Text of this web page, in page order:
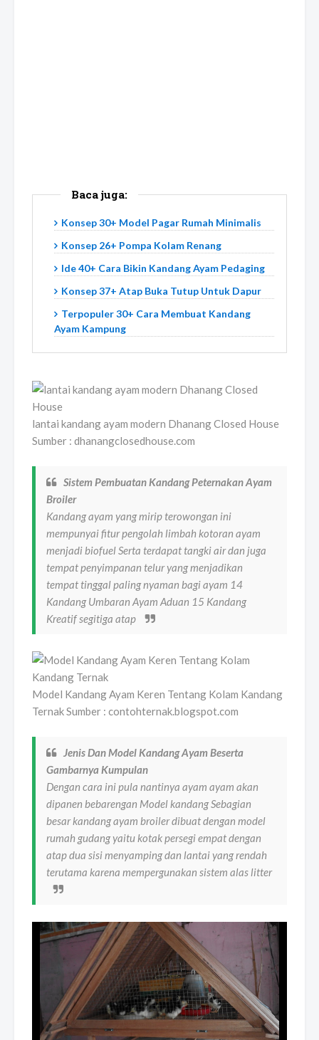
Baca juga:
Konsep 30+ Model Pagar Rumah Minimalis
Konsep 26+ Pompa Kolam Renang
Ide 40+ Cara Bikin Kandang Ayam Pedaging
Konsep 37+ Atap Buka Tutup Untuk Dapur
Terpopuler 30+ Cara Membuat Kandang
Ayam Kampung
lantai kandang ayam modern Dhanang Closed House
Sumber : dhanangclosedhouse.com
Sistem Pembuatan Kandang Peternakan Ayam
Broiler
Kandang ayam yang mirip terowongan ini
mempunyai fitur pengolah limbah kotoran ayam
menjadi biofuel Serta terdapat tangki air dan juga
tempat penyimpanan telur yang menjadikan
tempat tinggal paling nyaman bagi ayam 14
Kandang Umbaran Ayam Aduan 15 Kandang
Kreatif segitiga atap
Model Kandang Ayam Keren Tentang Kolam Kandang
Ternak Sumber : contohternak.blogspot.com
Jenis Dan Model Kandang Ayam Beserta
Gambarnya Kumpulan
Dengan cara ini pula nantinya ayam ayam akan
dipanen bebarengan Model kandang Sebagian
besar kandang ayam broiler dibuat dengan model
rumah gudang yaitu kotak persegi empat dengan
atap dua sisi menyamping dan lantai yang rendah
terutama karena mempergunakan sistem alas litter